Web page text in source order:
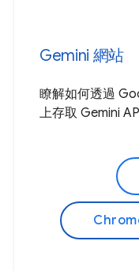
Gemini 網站
瞭解如何透過
上存取 Gemini API